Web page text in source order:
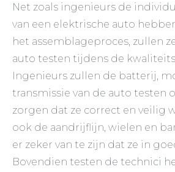
Net zoals ingenieurs de
van een elektrische auto
het assemblageproces, zullen
auto testen tijdens de
Ingenieurs zullen de batterij,
transmissie van de auto testen
zorgen dat ze correct en veilig
ook de aandrijflijn, wielen en
er zeker van te zijn dat ze in
Bovendien testen de technici